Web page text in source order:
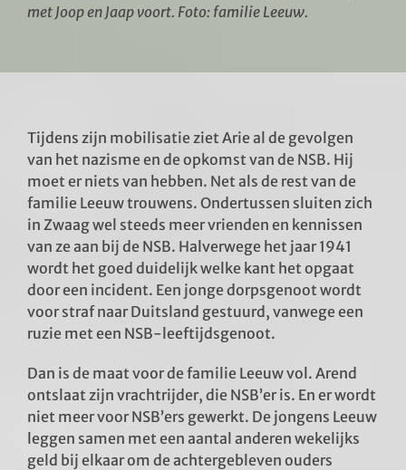
met Joop en Jaap voort. Foto: familie Leeuw.
Tijdens zijn mobilisatie ziet Arie al de gevolgen
van het nazisme en de opkomst van de NSB. Hij
moet er niets van hebben. Net als de rest van de
familie Leeuw trouwens. Ondertussen sluiten zich
in Zwaag wel steeds meer vrienden en kennissen
van ze aan bij de NSB. Halverwege het jaar 1941
wordt het goed duidelijk welke kant het opgaat
door een incident. Een jonge dorpsgenoot wordt
voor straf naar Duitsland gestuurd, vanwege een
ruzie met een NSB-leeftijdsgenoot.
Dan is de maat voor de familie Leeuw vol. Arend
ontslaat zijn vrachtrijder, die NSB’er is. En er wordt
niet meer voor NSB’ers gewerkt. De jongens Leeuw
leggen samen met een aantal anderen wekelijks
geld bij elkaar om de achtergebleven ouders